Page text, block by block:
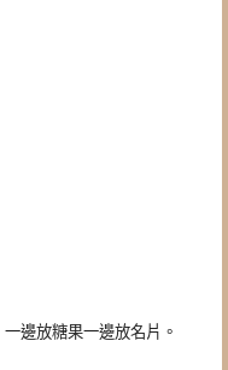
一邊放糖果一邊放名片。